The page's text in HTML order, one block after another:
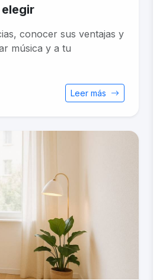
conocer sus ventajas y
música y a tu
Leer más